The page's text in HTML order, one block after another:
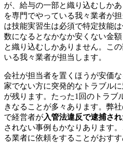
が、給与の一部と織り込むしか
を専門でやっている我々業者が
は技能実習生は必須で特定技能
数になるとなかなか安くない金
と織り込むしかありません。こ
いる我々業者が担当します。
会社が担当者を置くほうが安価
家でない方に突発的なトラブル
が残ります。たった1回のトラブ
きなることが多々あります。弊
で経営者が入管法違反で逮捕され
されない事例もかなりあります
る業者に依頼をすることがおすす